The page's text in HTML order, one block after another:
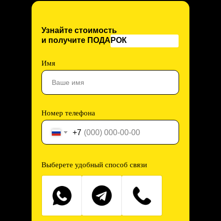
Имя
Узнайте стоимость
и получите ПОДАРОК
Номер телефона
+7
Выберете удобный способ связи